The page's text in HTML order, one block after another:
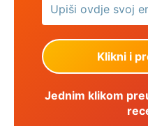
Jednim klikom